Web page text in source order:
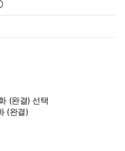
(완결) 선택
(완결)